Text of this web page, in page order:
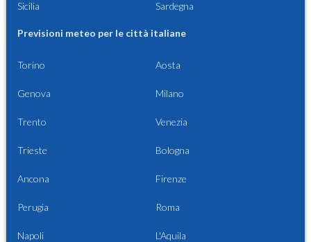
Sicilia Sardegna
Previsioni meteo per le città italiane
Torino Aosta
Genova Milano
Trento Venezia
Trieste Bologna
Ancona Firenze
Perugia Roma
Napoli L'Aquila